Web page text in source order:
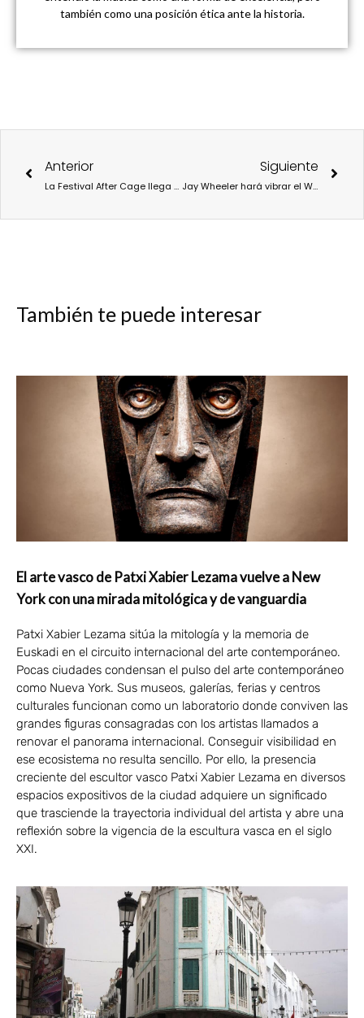
también como una posición ética ante la historia.
Anterior
La Festival After Cage llega a Pamplona con Mnemósine, diosa griega de la memoria, como sugerencia creativa
Siguiente
Jay Wheeler hará vibrar el Wizink Center de Madrid el 16 de diciembre en el marco de su gira TRAPPii Tour
También te puede interesar
El arte vasco de Patxi Xabier Lezama vuelve a New
York con una mirada mitológica y de vanguardia
Patxi Xabier Lezama sitúa la mitología y la memoria de
Euskadi en el circuito internacional del arte contemporáneo.
Pocas ciudades condensan el pulso del arte contemporáneo
como Nueva York. Sus museos, galerías, ferias y centros
culturales funcionan como un laboratorio donde conviven las
grandes figuras consagradas con los artistas llamados a
renovar el panorama internacional. Conseguir visibilidad en
ese ecosistema no resulta sencillo. Por ello, la presencia
creciente del escultor vasco Patxi Xabier Lezama en diversos
espacios expositivos de la ciudad adquiere un significado
que trasciende la trayectoria individual del artista y abre una
reflexión sobre la vigencia de la escultura vasca en el siglo
XXI.